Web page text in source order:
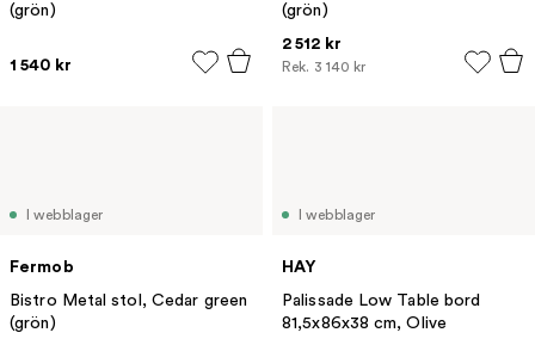
(grön)
1 540 kr
(grön)
2 512 kr
Rek. 3 140 kr
I webblager
Fermob
Bistro Metal stol, Cedar green
(grön)
I webblager
HAY
Palissade Low Table bord
81,5x86x38 cm, Olive